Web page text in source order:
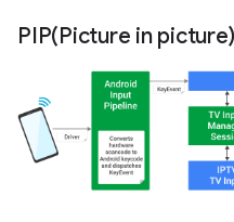
PIP(Picture in picture)